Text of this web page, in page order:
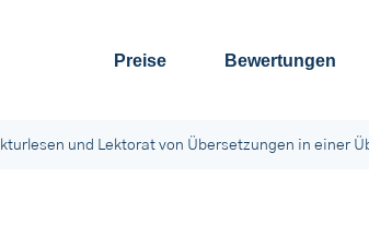
Preise Bewertungen
und Lektorat von Übersetzungen in einer